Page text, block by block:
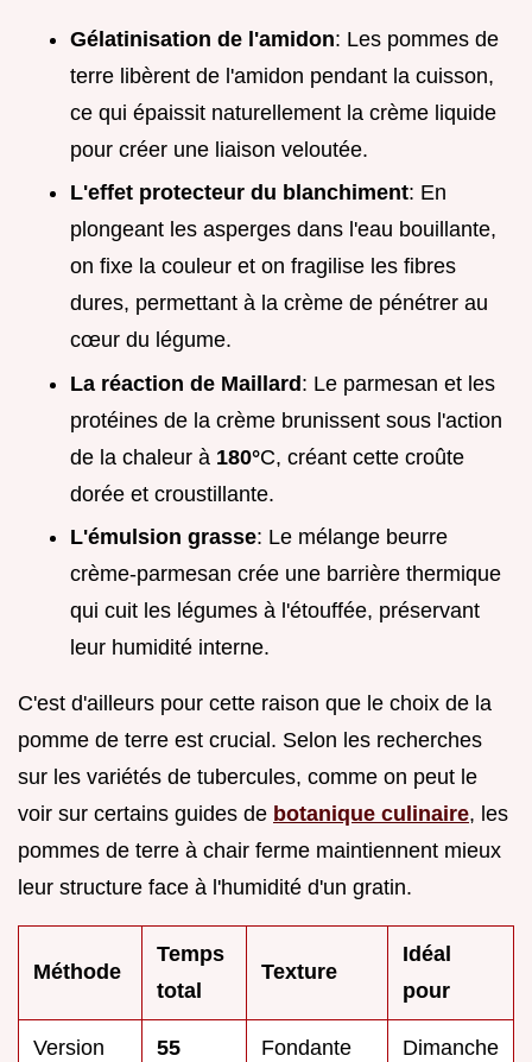
Gélatinisation de l'amidon: Les pommes de
terre libèrent de l'amidon pendant la cuisson,
ce qui épaissit naturellement la crème liquide
pour créer une liaison veloutée.
L'effet protecteur du blanchiment: En
plongeant les asperges dans l'eau bouillante,
on fixe la couleur et on fragilise les fibres
dures, permettant à la crème de pénétrer au
cœur du légume.
La réaction de Maillard: Le parmesan et les
protéines de la crème brunissent sous l'action
de la chaleur à 180°C, créant cette croûte
dorée et croustillante.
L'émulsion grasse: Le mélange beurre
crème-parmesan crée une barrière thermique
qui cuit les légumes à l'étouffée, préservant
leur humidité interne.
C'est d'ailleurs pour cette raison que le choix de la
pomme de terre est crucial. Selon les recherches
sur les variétés de tubercules, comme on peut le
voir sur certains guides de botanique culinaire, les
pommes de terre à chair ferme maintiennent mieux
leur structure face à l'humidité d'un gratin.
Méthode
Temps
total
Texture
Idéal
pour
Version
55
Fondante
Dimanche